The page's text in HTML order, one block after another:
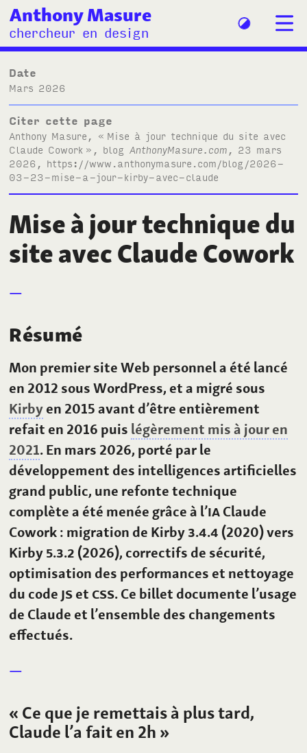
Anthony Masure
chercheur en design
Date
mars 2026
Citer cette page
Anthony Masure, « Mise à jour technique du site avec
Claude Cowork », blogAnthonyMasure.com , 23 mars
2026, https://www.anthonymasure.com/blog/2026-
03-23-mise-a-jour-kirby-avec-claude
Mise à jour technique du
site avec Claude Cowork
Résumé
Mon premier site Web personnel a été lancé
en 2012 sous WordPress, et a migré sous
Kirbyen 2015 avant d’être entièrement
refait en 2016 puis légèrement mis à jour en
2021. En mars 2026, porté par le
développement des intelligences artificielles
grand public, une refonte technique
complète a été menée grâce à l’IAClaude
Cowork: migration de Kirby3.4.4 (2020) vers
Kirby5.3.2 (2026), correctifs de sécurité,
optimisation des performances et nettoyage
du code JSet CSS. Ce billet documente l’usage
de Claude et l’ensemble des changements
effectués.
« Ce que je remettais à plus tard,
Claude l’a fait en 2h »